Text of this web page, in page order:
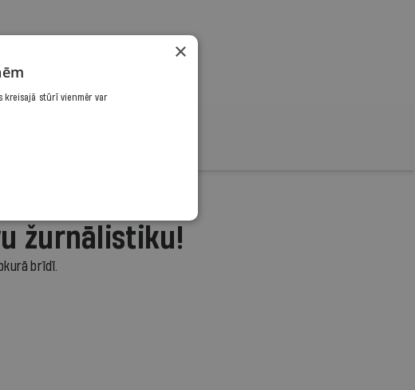
žurnālistiku!
brīdī.
×
kreisajā stūrī vienmēr var